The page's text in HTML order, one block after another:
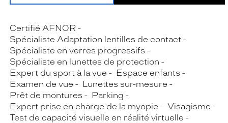
Certifié AFNOR
Spécialiste Adaptation lentilles de contact
Spécialiste en verres progressifs
Spécialiste en lunettes de protection
Expert du sport à la vue
Espace enfants
Examen de vue
Lunettes sur-mesure
Prêt de montures
Parking
Expert prise en charge de la myopie
Visagisme
Test de capacité visuelle en réalité virtuelle